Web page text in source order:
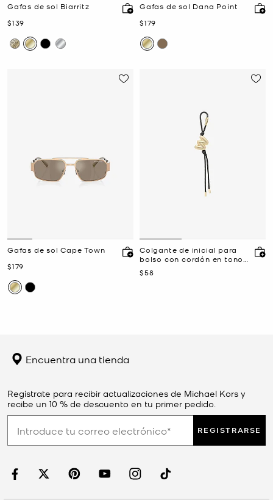
Gafas de sol Biarritz
Ahora
$139
Gafas de sol Dana Point
Ahora
$179
Gafas de sol Cape Town
Ahora
$179
Colgante de inicial para
bolso con cordón en tono
dorado y motas
Ahora
$58
Encuentra una tienda
Regístrate para recibir actualizaciones de Michael Kors y
recibe un 10 % de descuento en tu primer pedido.
REGISTRARSE